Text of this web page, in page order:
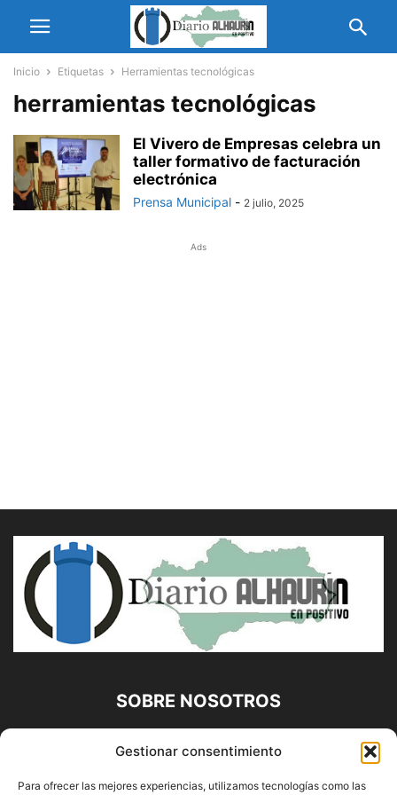
Gestionar consentimiento
Para ofrecer las mejores experiencias, utilizamos tecnologías como las
Inicio Etiquetas Herramientas tecnológicas
herramientas tecnológicas
El Vivero de Empresas celebra un
taller formativo de facturación
electrónica
Prensa Municipal - 2 julio, 2025
Ads
SOBRE NOSOTROS
Diario Alhaurín (www.alhaurindelatorre.com) Propiedad de
Francisco E. López López | 639 95 71 95 | Noticias de
Alhaurín de la Torre, Málaga y Provincia|